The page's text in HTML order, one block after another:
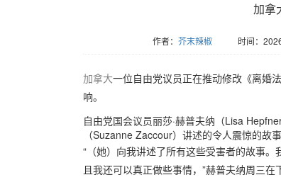
加拿
作者： 芥末辣椒 时间：
加拿大一位自由党议员正在推动修改《离婚
响。
自由党国会议员丽莎·赫普夫纳（Lisa
（Suzanne Zaccour）讲述的令人震惊的故
“（她）向我讲述了所有这些受害者的故事
且我还可以真正做些事情，”赫普夫纳周三在